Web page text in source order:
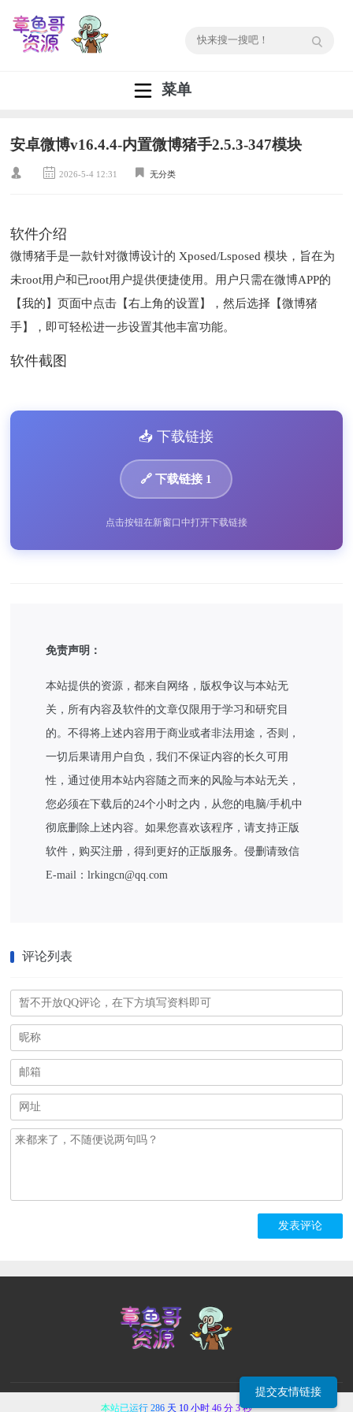
菜单
安卓微博v16.4.4-内置微博猪手2.5.3-347模块
2026-5-4 12:31 无分类
软件介绍
微博猪手是一款针对微博设计的 Xposed/Lsposed 模块，旨在为
未root用户和已root用户提供便捷使用。用户只需在微博APP的
【我的】页面中点击【右上角的设置】，然后选择【微博猪
手】，即可轻松进一步设置其他丰富功能。
软件截图
📥 下载链接
🔗 下载链接 1
点击按钮在新窗口中打开下载链接
免责声明：
本站提供的资源，都来自网络，版权争议与本站无
关，所有内容及软件的文章仅限用于学习和研究目
的。不得将上述内容用于商业或者非法用途，否则，
一切后果请用户自负，我们不保证内容的长久可用
性，通过使用本站内容随之而来的风险与本站无关，
您必须在下载后的24个小时之内，从您的电脑/手机中
彻底删除上述内容。如果您喜欢该程序，请支持正版
软件，购买注册，得到更好的正版服务。侵删请致信
E-mail：lrkingcn@qq.com
评论列表
本站已运行 286 天 10 小时 46 分 3 秒
提交友情链接